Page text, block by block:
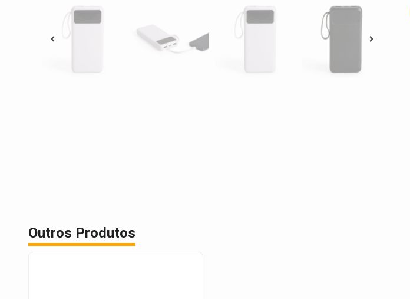
Outros Produtos